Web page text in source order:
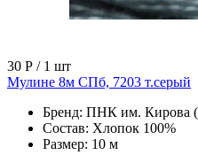
30 Р / 1 шт
Мулине 8м СПб, 7203 т.серый
Бренд: ПНК им. Кирова
Состав: Хлопок 100%
Размер: 10 м